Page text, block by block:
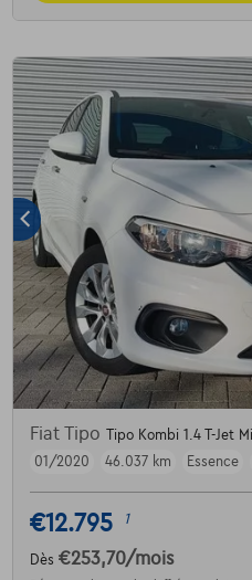
Fiat Tipo
Tipo Kombi 1.4 T-Jet
01/2020
46.037 km Essence
€12.795 1
Dès €253,70/mois